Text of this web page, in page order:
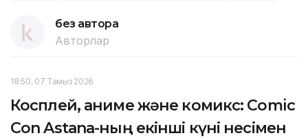
без автора
Авторлар
18:50, 07 Тамыз 2026
Косплей, аниме және комикс: Comic
Con Astana-ның екінші күні несімен